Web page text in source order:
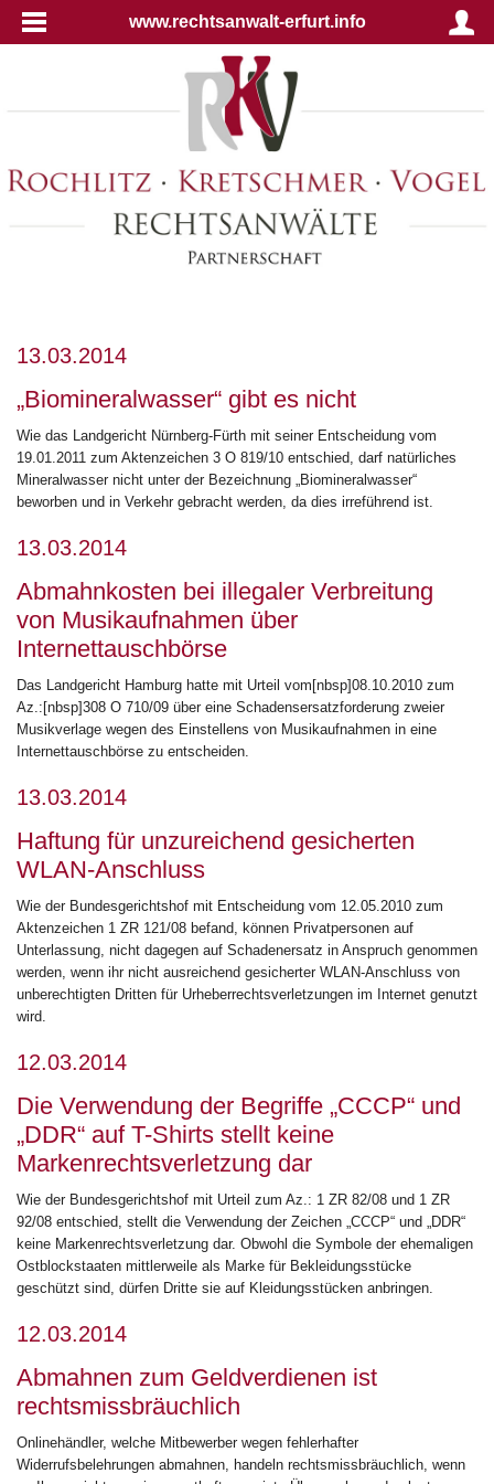
www.rechtsanwalt-erfurt.info
13.03.2014
„Biomineralwasser“ gibt es nicht
Wie das Landgericht Nürnberg-Fürth mit seiner Entscheidung vom
19.01.2011 zum Aktenzeichen 3 O 819/10 entschied, darf natürliches
Mineralwasser nicht unter der Bezeichnung „Biomineralwasser“
beworben und in Verkehr gebracht werden, da dies irreführend ist.
13.03.2014
Abmahnkosten bei illegaler Verbreitung
von Musikaufnahmen über
Internettauschbörse
Das Landgericht Hamburg hatte mit Urteil vom[nbsp]08.10.2010 zum
Az.:[nbsp]308 O 710/09 über eine Schadensersatzforderung zweier
Musikverlage wegen des Einstellens von Musikaufnahmen in eine
Internettauschbörse zu entscheiden.
13.03.2014
Haftung für unzureichend gesicherten
WLAN-Anschluss
Wie der Bundesgerichtshof mit Entscheidung vom 12.05.2010 zum
Aktenzeichen 1 ZR 121/08 befand, können Privatpersonen auf
Unterlassung, nicht dagegen auf Schadenersatz in Anspruch genommen
werden, wenn ihr nicht ausreichend gesicherter WLAN-Anschluss von
unberechtigten Dritten für Urheberrechtsverletzungen im Internet genutzt
wird.
12.03.2014
Die Verwendung der Begriffe „CCCP“ und
„DDR“ auf T-Shirts stellt keine
Markenrechtsverletzung dar
Wie der Bundesgerichtshof mit Urteil zum Az.: 1 ZR 82/08 und 1 ZR
92/08 entschied, stellt die Verwendung der Zeichen „CCCP“ und „DDR“
keine Markenrechtsverletzung dar. Obwohl die Symbole der ehemaligen
Ostblockstaaten mittlerweile als Marke für Bekleidungsstücke
geschützt sind, dürfen Dritte sie auf Kleidungsstücken anbringen.
12.03.2014
Abmahnen zum Geldverdienen ist
rechtsmissbräuchlich
Onlinehändler, welche Mitbewerber wegen fehlerhafter
Widerrufsbelehrungen abmahnen, handeln rechtsmissbräuchlich, wenn